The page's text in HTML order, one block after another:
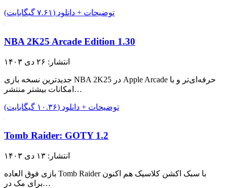
توضیحات + دانلود (۷.۶۱ گیگابایت)
NBA 2K25 Arcade Edition 1.30
انتشار: ۲۶ دی ۱۴۰۳
جدیدترین نسخه بازی NBA 2K25 در Apple Arcade حرفه‌ای‌تر و با
امکانات بیشتر منتشر…
توضیحات + دانلود (۱۰.۳۶ گیگابایت)
Tomb Raider: GOTY 1.2
انتشار: ۱۳ دی ۱۴۰۳
بازی فوق العاده Tomb Raider با سبک اکشن کلاسیک هم اکنون
برای مک در…